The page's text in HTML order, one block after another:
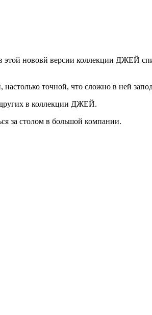
нововй версии коллекции ДЖЕЙ
точной, что сложно в ней
других в коллекции ДЖЕЙ.
за столом в большой компании.